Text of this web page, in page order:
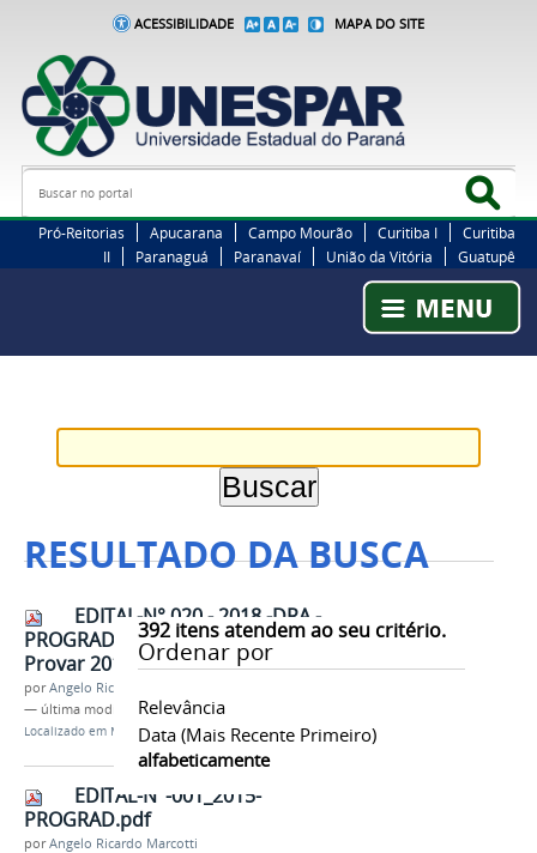
ACESSIBILIDADE MAPA DO SITE
Busca
Pró-Reitorias Apucarana Campo Mourão Curitiba I
Curitiba
II
Paranaguá Paranavaí União da Vitória Guatupê
RESULTADO DA BUSCA
392itens atendem ao seu critério.
Ordenar por
Relevância
Data (mais Recente Primeiro)
alfabeticamente
EDITAL-N° 020 - 2018 -DRA -
PROGRAD - publica Resultado do
Provar 2018.pdf
porAngelo Ricardo Marcotti
— última modificação 24/03/2018 14h20
Localizado em Matrículas /MATRÍCULAS 2018
EDITAL-N°-001_2015-
PROGRAD.pdf
porAngelo Ricardo Marcotti